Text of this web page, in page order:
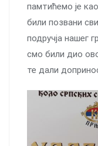
памтићемо је
били позвани
подручја нашег
смо били дио
те дали